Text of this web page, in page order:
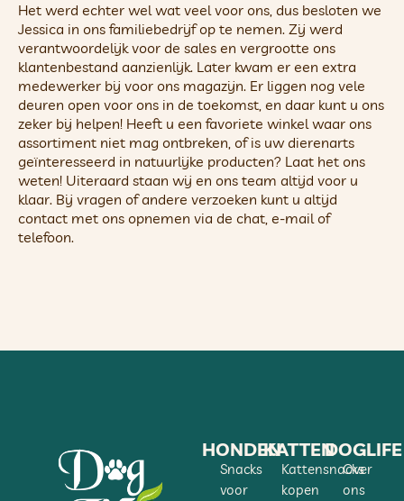
Het werd echter wel wat veel voor ons, dus besloten we
Jessica in ons familiebedrijf op te nemen. Zij werd
verantwoordelijk voor de sales en vergrootte ons
klantenbestand aanzienlijk. Later kwam er een extra
medewerker bij voor ons magazijn. Er liggen nog vele
deuren open voor ons in de toekomst, en daar kunt u ons
zeker bij helpen! Heeft u een favoriete winkel waar ons
assortiment niet mag ontbreken, of is uw dierenarts
geïnteresseerd in natuurlijke producten? Laat het ons
weten! Uiteraard staan wij en ons team altijd voor u
klaar. Bij vragen of andere verzoeken kunt u altijd
contact met ons opnemen via de chat, e-mail of
telefoon.
HONDEN
Snacks
voor
KATTEN
Kattensnacks
kopen
DOGLIFE
Over
ons